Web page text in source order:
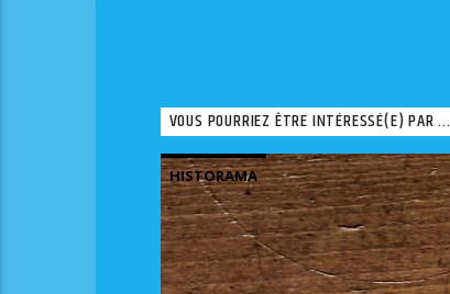
VOUS POURRIEZ ÊTRE INTÉRESSÉ(E) PAR ...
HISTORAMA